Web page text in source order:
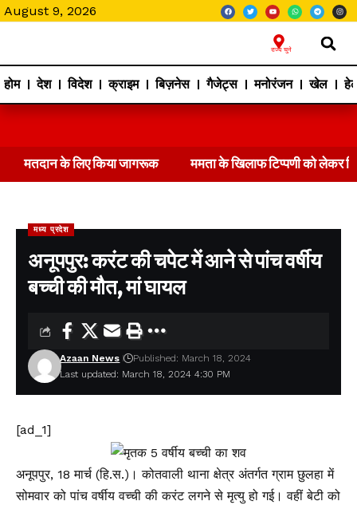
August 9, 2026
राज्य चुने
होम देश विदेश क्राइम बिज़नेस गैजेट्स मनोरंजन खेल
मतदान के लिए किया जागरूक ममता के खिलाफ टिप्पणी को लेकर
मध्य प्रदेश
अनूपपुर: करंट की चपेट में आने से पांच वर्षीय
बच्ची की मौत, मां घायल
Last updated: March 18, 2024 4:30 PM
Azaan News Published: March 18, 2024
[ad_1]
अनूपपुर, 18 मार्च (हि.स.)। कोतवाली थाना क्षेत्र अंतर्गत ग्राम छुलहा में
सोमवार को पांच वर्षीय वच्ची की करंट लगने से मृत्यु हो गई। वहीं बेटी को